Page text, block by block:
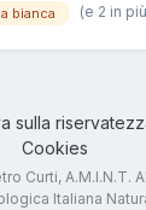
bianca (e 2 in
sulla
Cookies
Curti, A.M.I.N.T.
Italiana